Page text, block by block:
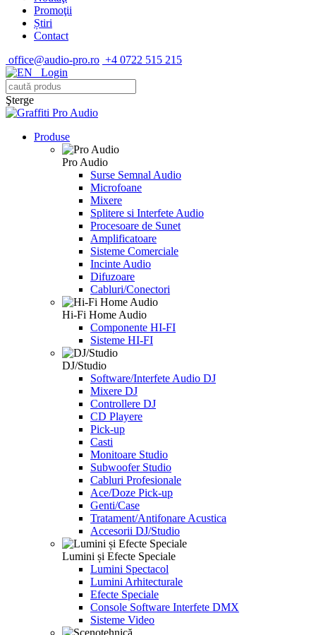
Promoţii
Știri
Contact
office@audio-pro.ro +4 0722 515 215
Login
Şterge
Produse
Pro Audio
Surse Semnal Audio
Microfoane
Mixere
Splitere si Interfete Audio
Procesoare de Sunet
Amplificatoare
Sisteme Comerciale
Incinte Audio
Difuzoare
Cabluri/Conectori
Hi-Fi Home Audio
Componente HI-FI
Sisteme HI-FI
DJ/Studio
Software/Interfete Audio DJ
Mixere DJ
Controllere DJ
CD Playere
Pick-up
Casti
Monitoare Studio
Subwoofer Studio
Cabluri Profesionale
Ace/Doze Pick-up
Genti/Case
Tratament/Antifonare Acustica
Accesorii DJ/Studio
Lumini și Efecte Speciale
Lumini Spectacol
Lumini Arhitecturale
Efecte Speciale
Console Software Interfete DMX
Sisteme Video